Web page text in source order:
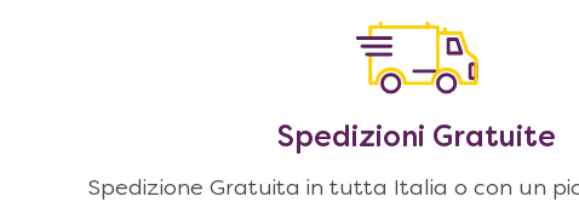
Spedizioni Gratuite
Spedizione Gratuita in tutta Italia o con un